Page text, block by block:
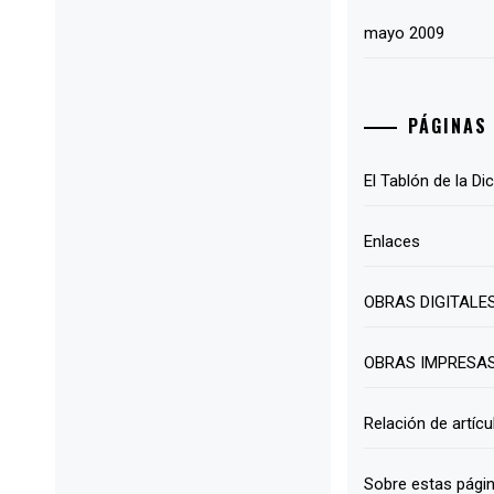
mayo 2009
PÁGINAS
El Tablón de la
Enlaces
OBRAS
OBRAS
Relación de
Sobre estas